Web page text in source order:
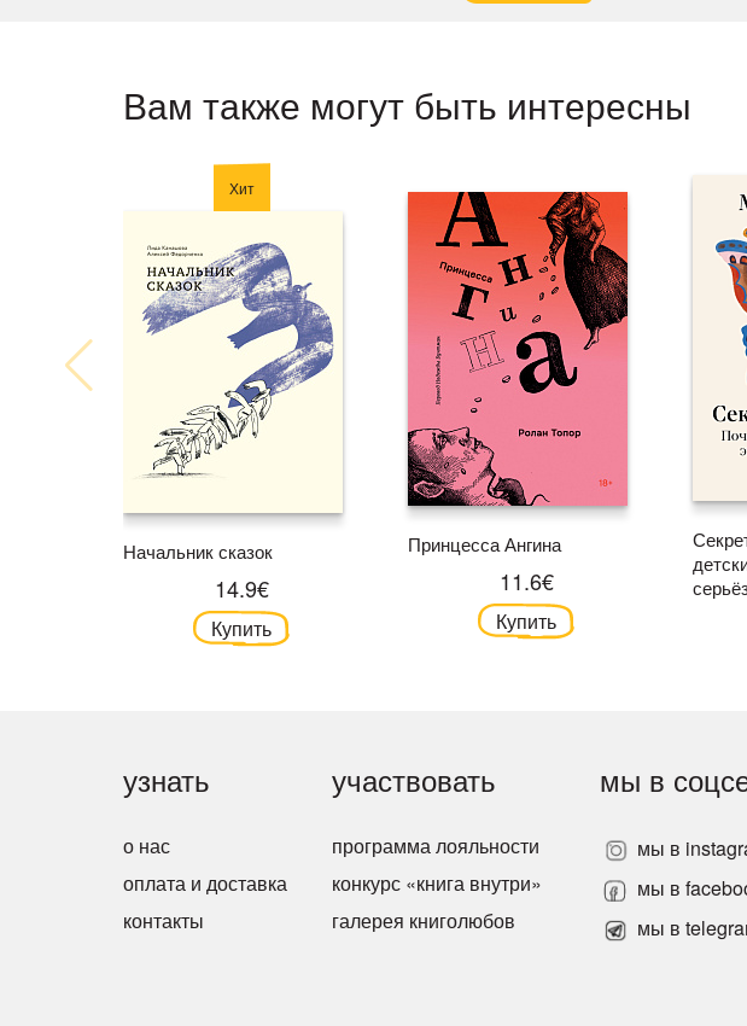
Вам также могут быть интересны
Хит
Начальник сказок
14.9€
Купить
Принцесса Ангина
11.6€
Купить
узнать
о нас
оплата и доставка
контакты
участвовать
программа лояльности
конкурс «книга внутри»
галерея книголюбов
мы в
мы в
мы в
мы в